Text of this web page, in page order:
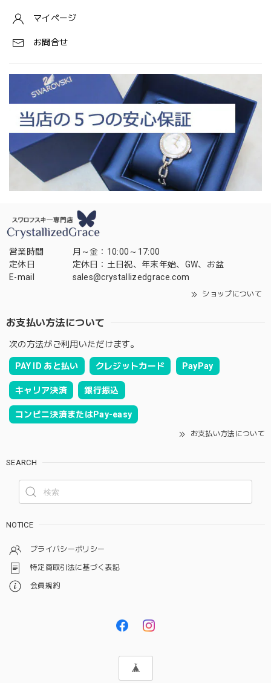
マイページ
お問合せ
営業時間
月～金：10:00～17:00
定休日
定休日：土日祝、年末年始、GW、お盆
E-mail
sales@crystallizedgrace.com
ショップについて
お支払い方法について
次の方法がご利用いただけます。
PAY ID あと払い クレジットカード PayPay
キャリア決済 銀行振込
コンビニ決済またはPay-easy
お支払い方法について
SEARCH
NOTICE
プライバシーポリシー
特定商取引法に基づく表記
会員規約